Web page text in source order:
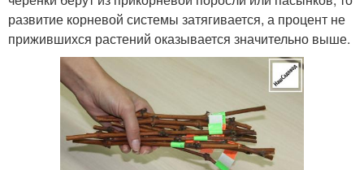
развитие корневой системы затягивается, а процент не
прижившихся растений оказывается значительно выше.